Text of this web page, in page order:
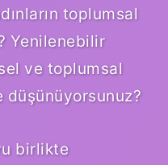
toplumsal
Yenilenebilir
ve toplumsal
düşünüyorsunuz?
birlikte